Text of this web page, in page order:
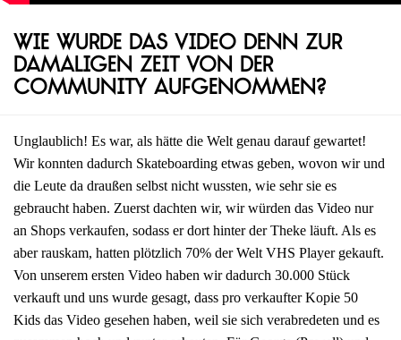
Wie wurde das Video denn zur
damaligen Zeit von der
Community aufgenommen?
Unglaublich! Es war, als hätte die Welt genau darauf gewartet!
Wir konnten dadurch Skateboarding etwas geben, wovon wir und
die Leute da draußen selbst nicht wussten, wie sehr sie es
gebraucht haben. Zuerst dachten wir, wir würden das Video nur
an Shops verkaufen, sodass er dort hinter der Theke läuft. Als es
aber rauskam, hatten plötzlich 70% der Welt VHS Player gekauft.
Von unserem ersten Video haben wir dadurch 30.000 Stück
verkauft und uns wurde gesagt, dass pro verkaufter Kopie 50
Kids das Video gesehen haben, weil sie sich verabredeten und es